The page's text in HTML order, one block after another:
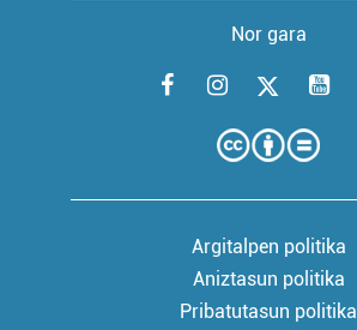
Nor gara
Argitalpen politika
Aniztasun politika
Pribatutasun politika